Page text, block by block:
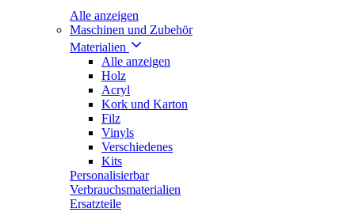
Alle anzeigen
Maschinen und Zubehör
Materialien
Alle anzeigen
Holz
Acryl
Kork und Karton
Filz
Vinyls
Verschiedenes
Kits
Personalisierbar
Verbrauchsmaterialien
Ersatzteile